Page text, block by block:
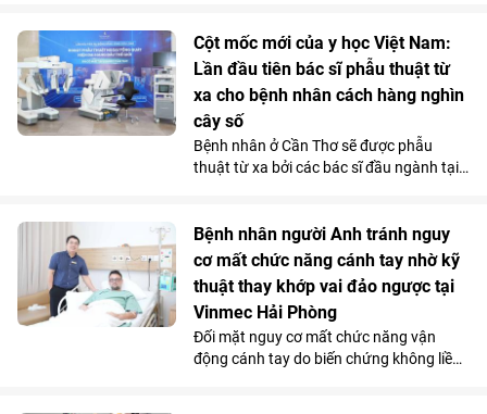
Chi phí sử dụng tiết kiệm và những ưu
đãi hấp dẫn càng khiến mẫu MPV điện 7
chỗ tăng sức hút trong tháng 7.
Cột mốc mới của y học Việt Nam:
Lần đầu tiên bác sĩ phẫu thuật từ
xa cho bệnh nhân cách hàng nghìn
cây số
Bệnh nhân ở Cần Thơ sẽ được phẫu
thuật từ xa bởi các bác sĩ đầu ngành tại
Việt Nam. Bước đi chiến lược này của
Vinmec đã chính thức hiện thực hóa mô
hình “y tế không khoảng cách” ở nước ta.
Bệnh nhân người Anh tránh nguy
cơ mất chức năng cánh tay nhờ kỹ
thuật thay khớp vai đảo ngược tại
Vinmec Hải Phòng
Đối mặt nguy cơ mất chức năng vận
động cánh tay do biến chứng không liền